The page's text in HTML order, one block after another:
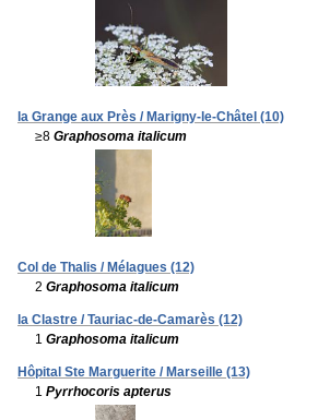
la Grange aux Près / Marigny-le-Châtel (10)
≥8 Graphosoma italicum
Col de Thalis / Mélagues (12)
2 Graphosoma italicum
la Clastre / Tauriac-de-Camarès (12)
1 Graphosoma italicum
Hôpital Ste Marguerite / Marseille (13)
1 Pyrrhocoris apterus